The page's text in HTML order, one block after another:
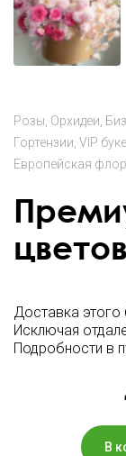
Розы Орхидеи
Гортензии VIP
Европейская
Доставка этого
Исключая
Подробности в
В